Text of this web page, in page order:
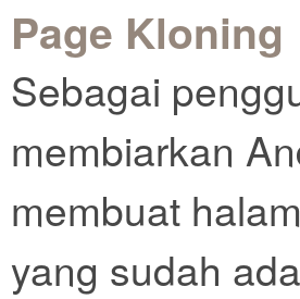
Page Kloning
Sebagai
membiarkan
membuat
yang sudah